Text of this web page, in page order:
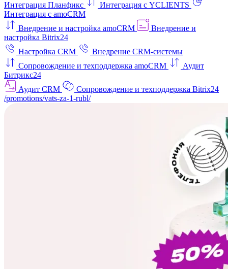
Интеграция Планфикс
Интеграция с YCLIENTS
Интеграция с amoCRM
Внедрение и настройка amoCRM
Внедрение и
настройка Bitrix24
Настройка CRM
Внедрение CRM-системы
Сопровождение и техподдержка amoCRM
Аудит
Битрикс24
Аудит CRM
Сопровождение и техподдержка Bitrix24
/promotions/vats-za-1-rubl/